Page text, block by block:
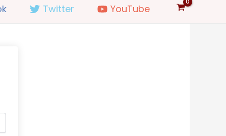
Twitter YouTube